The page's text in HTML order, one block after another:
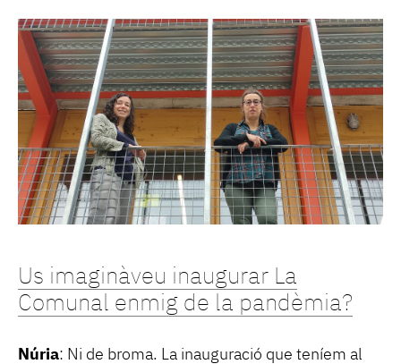
Us imaginàveu inaugurar La
Comunal enmig de la pandèmia?
Núria: Ni de broma. La inauguració que teníem al